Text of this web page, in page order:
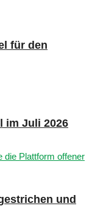
für den
im Juli 2026
und